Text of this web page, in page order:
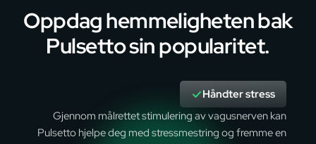
Oppdag hemmeligheten bak
Pulsetto sin popularitet.
Håndter stress
Gjennom målrettet stimulering av vagusnerven kan
Pulsetto hjelpe deg med stressmestring og fremme en